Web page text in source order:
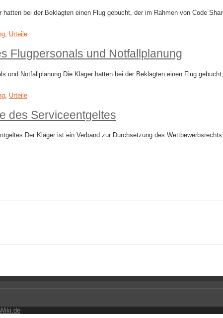
bei der Beklagten einen Flug gebucht, der im Rahmen von Code
, Urteile
Flugpersonals und Notfallplanung
und Notfallplanung Die Kläger hatten bei der Beklagten einen Flug
Urteile
des Serviceentgeltes
Der Kläger ist ein Verband zur Durchsetzung des